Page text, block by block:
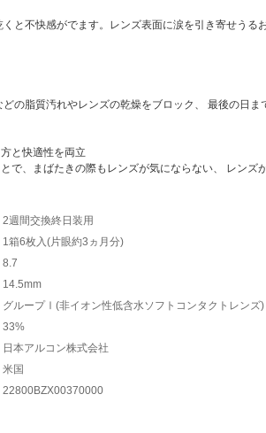
と不快感がでます。レンズ表面に涙を引き寄せうる
の脂質汚れやレンズの乾燥をブロック、 最後の日ま
と快適性を両立
で、まばたきの際もレンズが気にならない、 レンズ
2週間交換終日装用
1箱6枚入(片眼約3ヵ月分)
8.7
14.5mm
グループⅠ(非イオン性低含水ソフトコンタクトレンズ)
33%
日本アルコン株式会社
米国
22800BZX00370000